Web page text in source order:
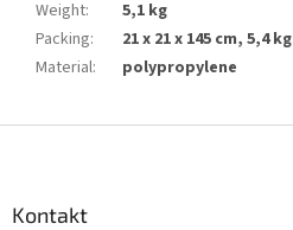
Weight:
5,1 kg
Packing:
21 x 21 x 145 cm, 5,4 kg
Material: polypropylene
Kontakt